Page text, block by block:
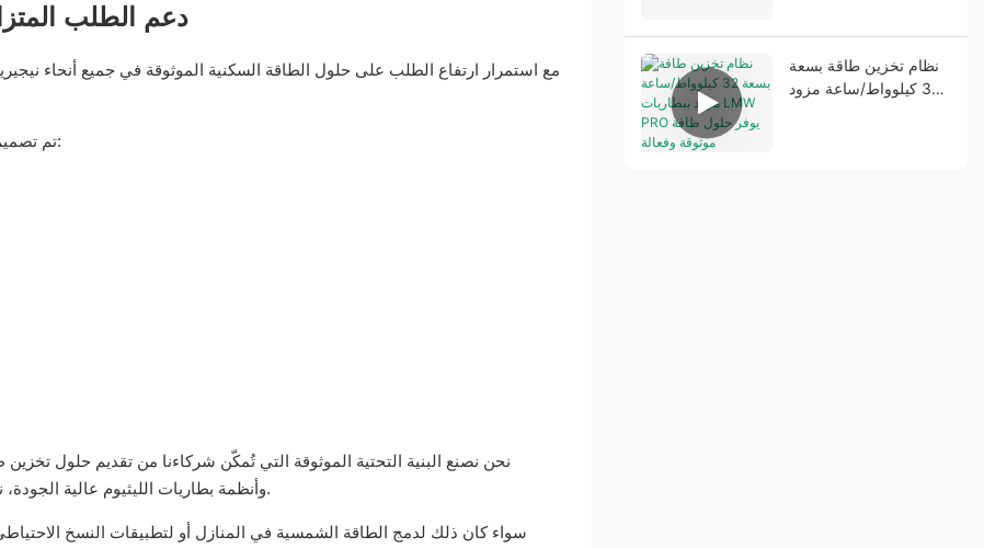
دعم الطلب
مع استمرار ارتفاع الطلب على حلول الطاقة السكنية الموثوقة في جميع أنحاء
تم تصميم حلنا لتلبية احتياجات الطاقة المتطورة هذه من خلال تقديم ما يلي:
نحن نصنع البنية التحتية الموثوقة التي تُمكّن شركاءنا من تقديم حلول
وأنظمة بطاريات الليثيوم عالية الجودة، نساعد في ابتكار حلول طاقة احتياطية منزلية موثوقة للأسر الحديثة.
سواء كان ذلك لدمج الطاقة الشمسية في المنازل أو لتطبيقات النسخ
نظام تخزين طاقة بسعة
32 كيلوواط/ساعة مزود